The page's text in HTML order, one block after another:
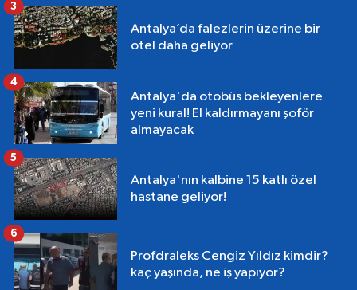
Antalya’da falezlerin üzerine bir
otel daha geliyor
3
Antalya'da otobüs bekleyenlere
yeni kural! El kaldırmayanı şoför
almayacak
4
Antalya'nın kalbine 15 katlı özel
hastane geliyor!
5
Profdraleks Cengiz Yıldız kimdir?
kaç yaşında, ne iş yapıyor?
6